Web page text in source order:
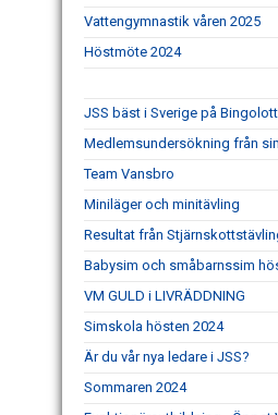
Vattengymnastik våren 2025
Höstmöte 2024
JSS bäst i Sverige på
Medlemsundersökning från
Team Vansbro
Miniläger och minitävling
Resultat från
Babysim och småbarnssim
VM GULD i LIVRÄDDNING
Simskola hösten 2024
Är du vår nya ledare i JSS?
Sommaren 2024